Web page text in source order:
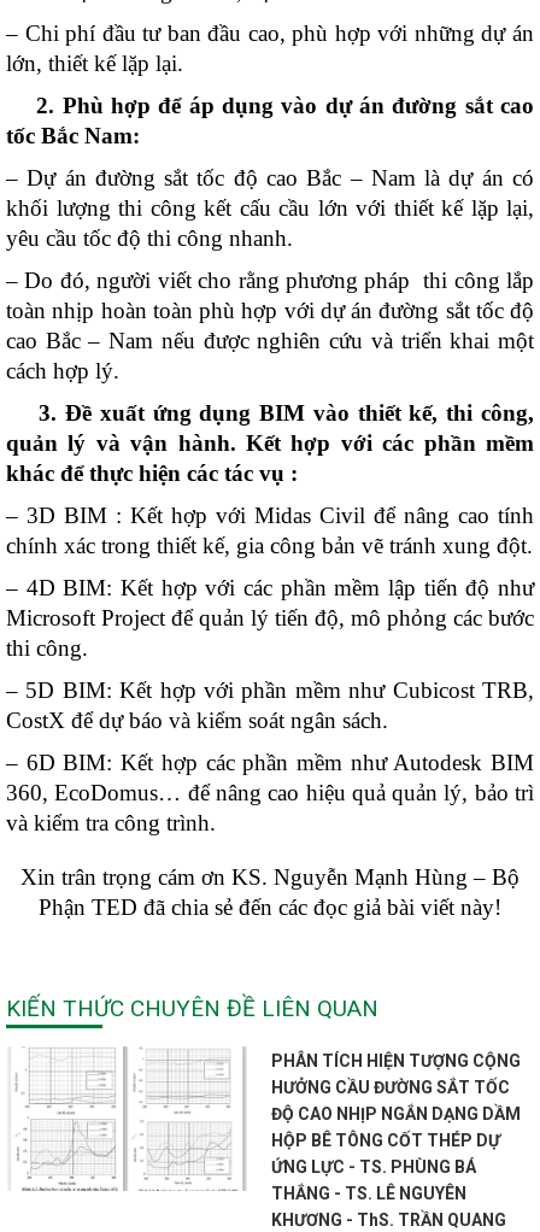
– Chi phí đầu tư ban đầu cao, phù hợp với những dự án
lớn, thiết kế lặp lại.
2. Phù hợp để áp dụng vào dự án đường sắt cao
tốc Bắc Nam:
– Dự án đường sắt tốc độ cao Bắc – Nam là dự án có
khối lượng thi công kết cấu cầu lớn với thiết kế lặp lại,
yêu cầu tốc độ thi công nhanh.
– Do đó, người viết cho rằng phương pháp thi công lắp
toàn nhịp hoàn toàn phù hợp với dự án đường sắt tốc độ
cao Bắc – Nam nếu được nghiên cứu và triển khai một
cách hợp lý.
3. Đề xuất ứng dụng BIM vào thiết kế, thi công,
quản lý và vận hành. Kết hợp với các phần mềm
khác để thực hiện các tác vụ :
– 3D BIM : Kết hợp với Midas Civil để nâng cao tính
chính xác trong thiết kế, gia công bản vẽ tránh xung đột.
– 4D BIM: Kết hợp với các phần mềm lập tiến độ như
Microsoft Project để quản lý tiến độ, mô phỏng các bước
thi công.
– 5D BIM: Kết hợp với phần mềm như Cubicost TRB,
CostX để dự báo và kiểm soát ngân sách.
– 6D BIM: Kết hợp các phần mềm như Autodesk BIM
360, EcoDomus… để nâng cao hiệu quả quản lý, bảo trì
và kiểm tra công trình.
Xin trân trọng cám ơn KS. Nguyễn Mạnh Hùng – Bộ
Phận TED đã chia sẻ đến các đọc giả bài viết này!
KIẾN THỨC CHUYÊN ĐỀ LIÊN QUAN
PHÂN TÍCH HIỆN TƯỢNG CỘNG
HƯỞNG CẦU ĐƯỜNG SẮT TỐC
ĐỘ CAO NHỊP NGẮN DẠNG DẦM
HỘP BÊ TÔNG CỐT THÉP DỰ
ỨNG LỰC - TS. PHÙNG BÁ
THẮNG - TS. LÊ NGUYÊN
KHƯƠNG - ThS. TRẦN QUANG